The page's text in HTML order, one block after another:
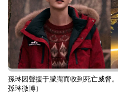
孫琳因聲援于朦朧而收到死亡威脅
孫琳微博）